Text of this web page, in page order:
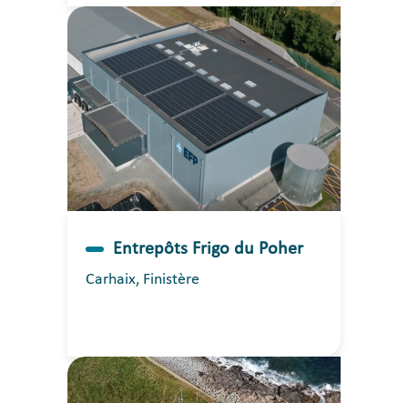
Entrepôts Frigo du Poher
Carhaix, Finistère